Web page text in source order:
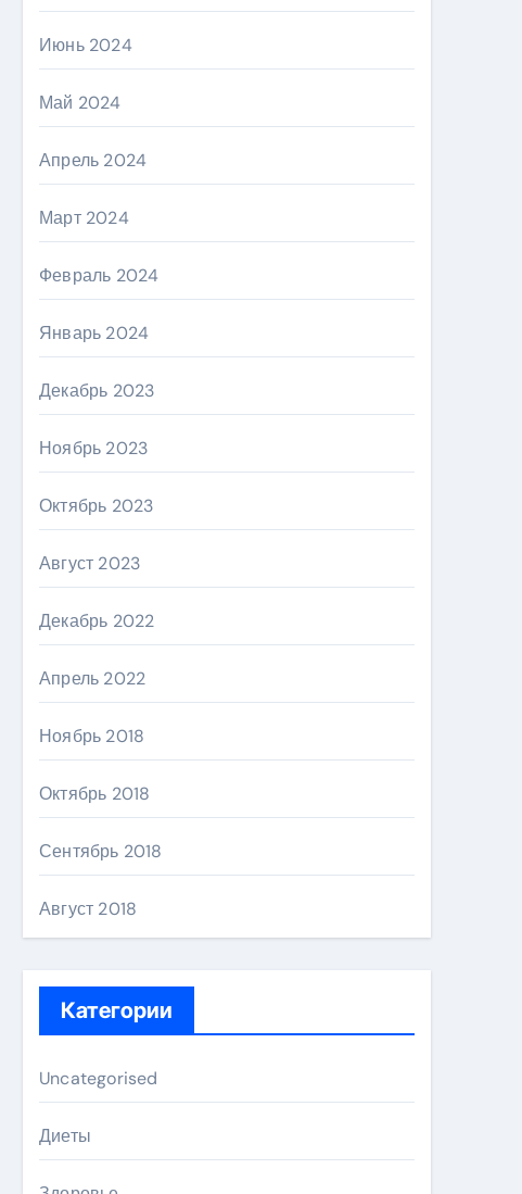
Июнь 2024
Май 2024
Апрель 2024
Март 2024
Февраль 2024
Январь 2024
Декабрь 2023
Ноябрь 2023
Октябрь 2023
Август 2023
Декабрь 2022
Апрель 2022
Ноябрь 2018
Октябрь 2018
Сентябрь 2018
Август 2018
Категории
Uncategorised
Диеты